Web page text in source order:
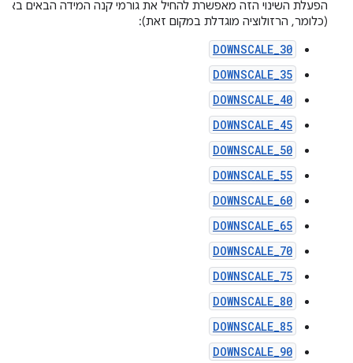
הפעלת השינוי הזה מאפשרת להחיל את גורמי קנה המידה הבאים
(כלומר, הרזולוציה מוגדלת במקום זאת):
DOWNSCALE_30
DOWNSCALE_35
DOWNSCALE_40
DOWNSCALE_45
DOWNSCALE_50
DOWNSCALE_55
DOWNSCALE_60
DOWNSCALE_65
DOWNSCALE_70
DOWNSCALE_75
DOWNSCALE_80
DOWNSCALE_85
DOWNSCALE_90